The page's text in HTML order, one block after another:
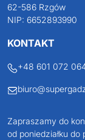
62-586 Rzgów
NIP: 6652893990
KONTAKT
+48 601 072
Zapraszamy do
od poniedziałku do